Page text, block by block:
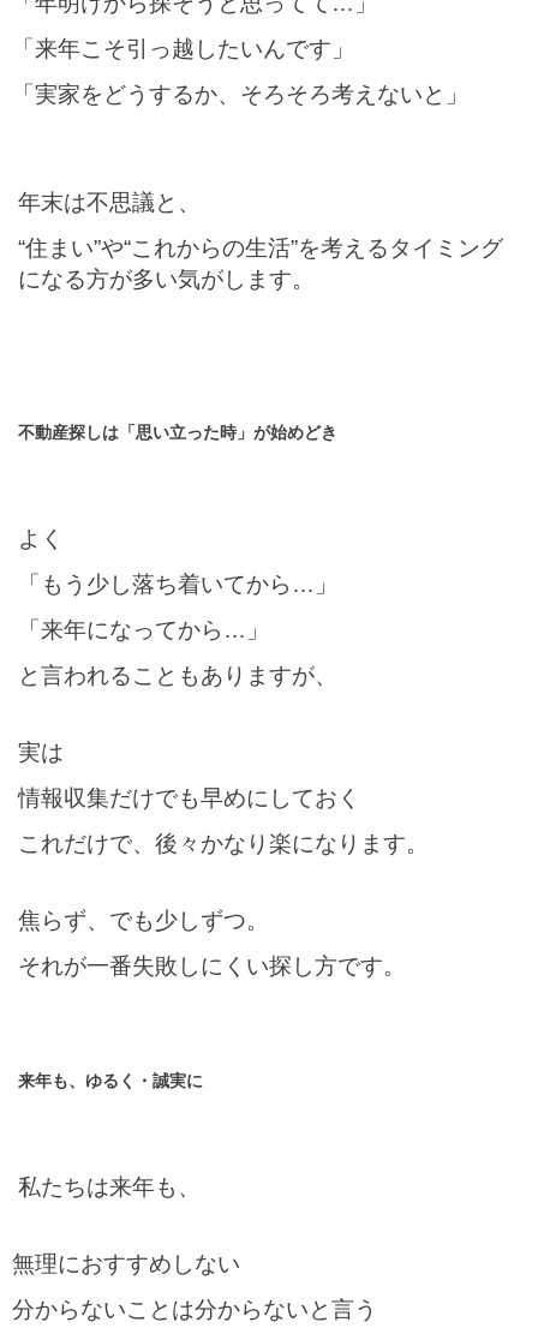
「来年こそ引っ越したいんです」
「実家をどうするか、そろそろ考えないと」
年末は不思議と、
“住まい”や“これからの生活”を考えるタイミング
になる方が多い気がします。
不動産探しは「思い立った時」が始めどき
よく
「もう少し落ち着いてから…」
「来年になってから…」
と言われることもありますが、
実は
情報収集だけでも早めにしておく
これだけで、後々かなり楽になります。
焦らず、でも少しずつ。
それが一番失敗しにくい探し方です。
来年も、ゆるく・誠実に
私たちは来年も、
無理におすすめしない
分からないことは分からないと言う